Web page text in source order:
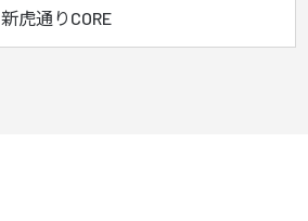
新虎通りCORE